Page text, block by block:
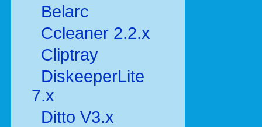
Belarc
Ccleaner 2.2.x
Cliptray
DiskeeperLite
7.x
Ditto V3.x